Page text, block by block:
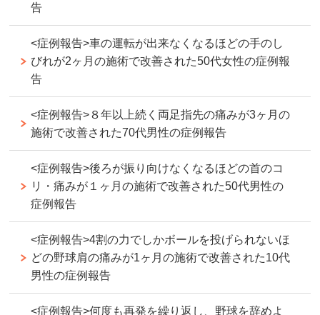
告
<症例報告>車の運転が出来なくなるほどの手のし
びれが2ヶ月の施術で改善された50代女性の症例報
告
<症例報告>８年以上続く両足指先の痛みが3ヶ月の
施術で改善された70代男性の症例報告
<症例報告>後ろが振り向けなくなるほどの首のコ
リ・痛みが１ヶ月の施術で改善された50代男性の
症例報告
<症例報告>4割の力でしかボールを投げられないほ
どの野球肩の痛みが1ヶ月の施術で改善された10代
男性の症例報告
<症例報告>何度も再発を繰り返し、野球を辞めよ